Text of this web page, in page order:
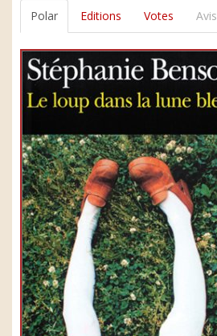
Polar Editions Votes Avis